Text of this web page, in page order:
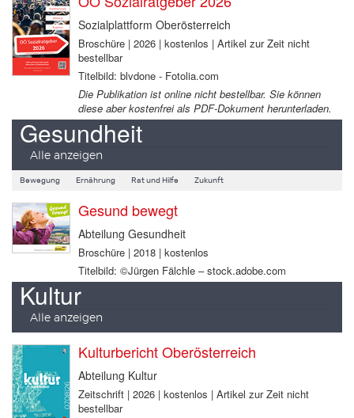
Sozialplattform Oberösterreich
Broschüre | 2026 | kostenlos | Artikel zur Zeit nicht
bestellbar
Titelbild: blvdone - Fotolia.com
Die Publikation ist online nicht bestellbar. Sie können
diese aber kostenfrei als PDF-Dokument herunterladen.
Gesundheit
Alle anzeigen
Bewegung Ernährung Rat und Hilfe Zukunft
Gesund bewegt
Abteilung Gesundheit
Broschüre | 2018 | kostenlos
Titelbild: ©Jürgen Fälchle – stock.adobe.com
Kultur
Alle anzeigen
Kulturbericht Oberösterreich
Abteilung Kultur
Zeitschrift | 2026 | kostenlos | Artikel zur Zeit nicht
bestellbar